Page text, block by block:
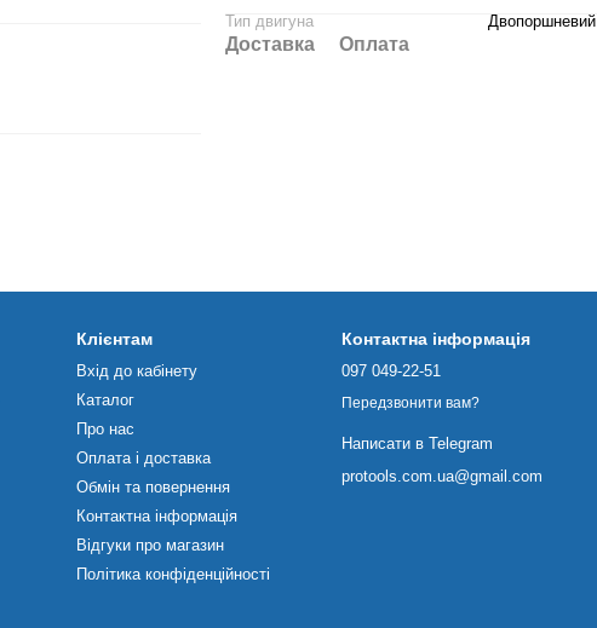
Тип двигуна
Двопоршневий
Доставка Оплата
Клієнтам
Вхід до кабінету
Каталог
Про нас
Оплата і доставка
Обмін та повернення
Контактна інформація
Відгуки про магазин
Політика конфіденційності
Контактна інформація
097 049-22-51
Передзвонити вам?
Написати в Telegram
protools.com.ua@gmail.com